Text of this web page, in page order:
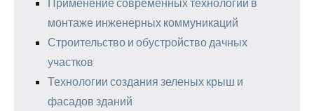
монтаже инженерных коммуникаций
Строительство и обустройство дачных
участков
Технологии создания зеленых крыш и
фасадов зданий